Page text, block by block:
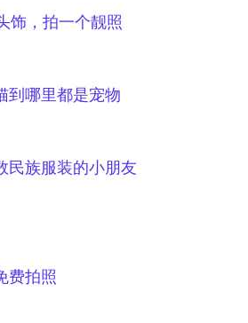
饰，拍一个靓照
到哪里都是宠物
民族服装的小朋友
费拍照